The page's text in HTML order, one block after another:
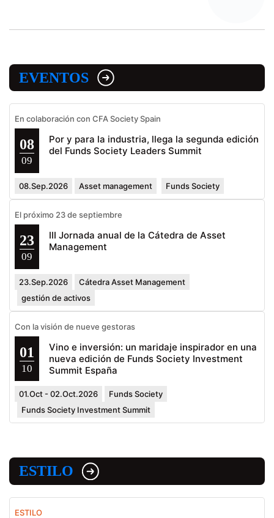
EVENTOS
En colaboración con CFA Society Spain
08
09
Por y para la industria, llega la segunda edición
del Funds Society Leaders Summit
08.Sep.2026 Asset management Funds Society
El próximo 23 de septiembre
23
09
III Jornada anual de la Cátedra de Asset
Management
23.Sep.2026
Cátedra Asset Management
gestión de activos
Con la visión de nueve gestoras
01
10
Vino e inversión: un maridaje inspirador en una
nueva edición de Funds Society Investment
Summit España
01.Oct - 02.Oct.2026
Funds Society
Funds Society Investment Summit
ESTILO
ESTILO